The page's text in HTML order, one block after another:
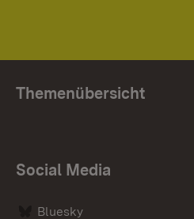
Themenübersicht
Social Media
Bluesky